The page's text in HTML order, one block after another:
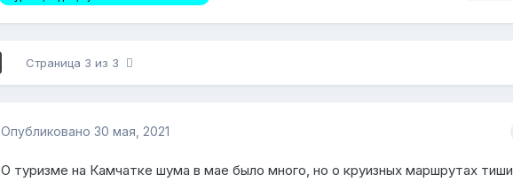
Страница 3 из 3
Опубликовано 30 мая, 2021
О туризме на Камчатке шума в мае было много, но о круизных маршрутах